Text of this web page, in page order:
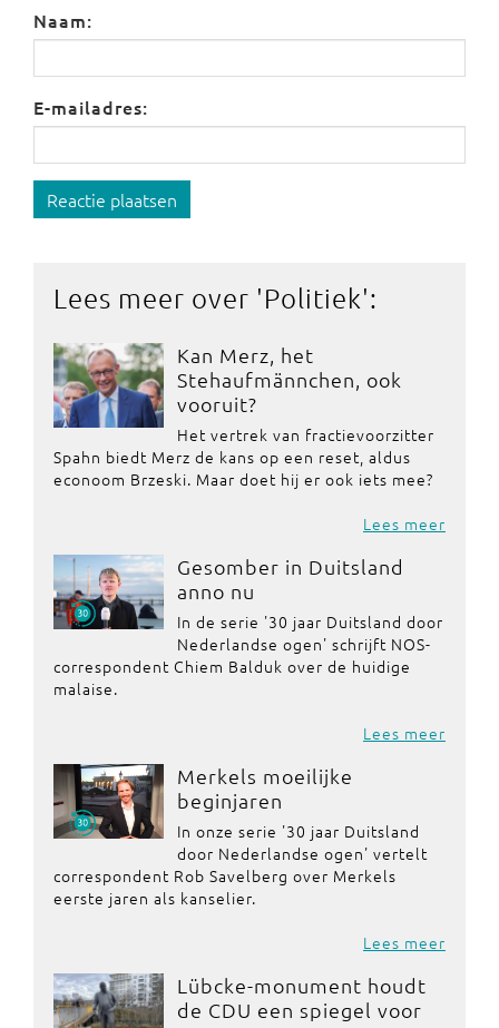
Naam:
E-mailadres:
Reactie plaatsen
Lees meer over 'Politiek':
Kan Merz, het
Stehaufmännchen, ook
vooruit?
Het vertrek van fractievoorzitter
Spahn biedt Merz de kans op een reset, aldus
econoom Brzeski. Maar doet hij er ook iets mee?
Lees meer
Gesomber in Duitsland
anno nu
In de serie '30 jaar Duitsland door
Nederlandse ogen' schrijft NOS-
correspondent Chiem Balduk over de huidige
malaise.
Lees meer
Merkels moeilijke
beginjaren
In onze serie '30 jaar Duitsland
door Nederlandse ogen' vertelt
correspondent Rob Savelberg over Merkels
eerste jaren als kanselier.
Lees meer
Lübcke-monument houdt
de CDU een spiegel voor